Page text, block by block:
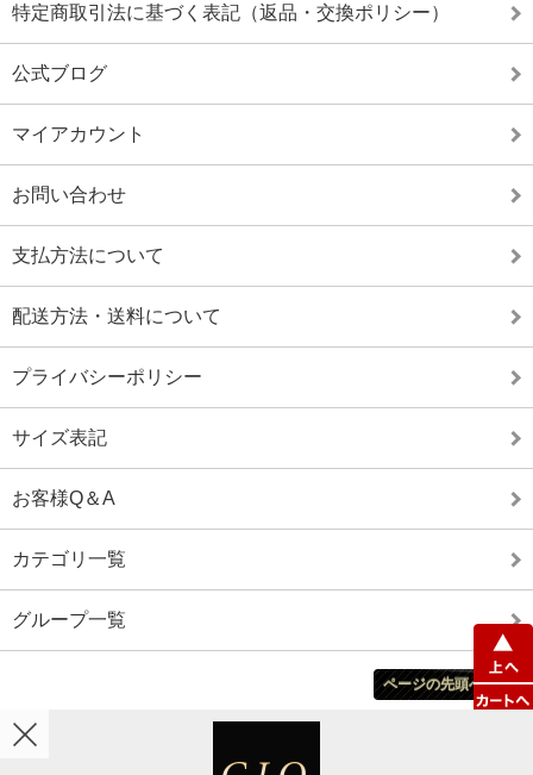
特定商取引法に基づく表記（返品・交換ポリシー）
公式ブログ
マイアカウント
お問い合わせ
支払方法について
配送方法・送料について
プライバシーポリシー
サイズ表記
お客様Q＆A
カテゴリ一覧
グループ一覧
ページの先頭へ戻る